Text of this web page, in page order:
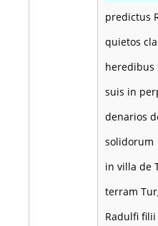
predictus
quietos
heredibus
suis in
denarios
solidorum
in villa de
terram
Radulfi